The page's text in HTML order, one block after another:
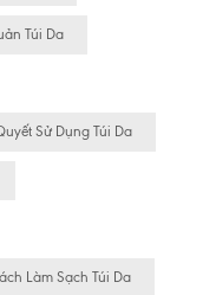
Túi Da
Sử Dụng Túi Da
Làm Sạch Túi Da